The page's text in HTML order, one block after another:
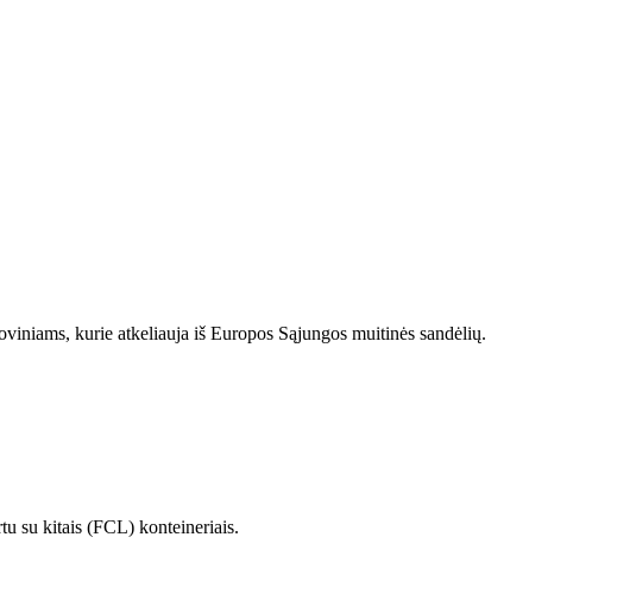
kurie atkeliauja iš Europos Sąjungos muitinės sandėlių.
su kitais (FCL) konteineriais.